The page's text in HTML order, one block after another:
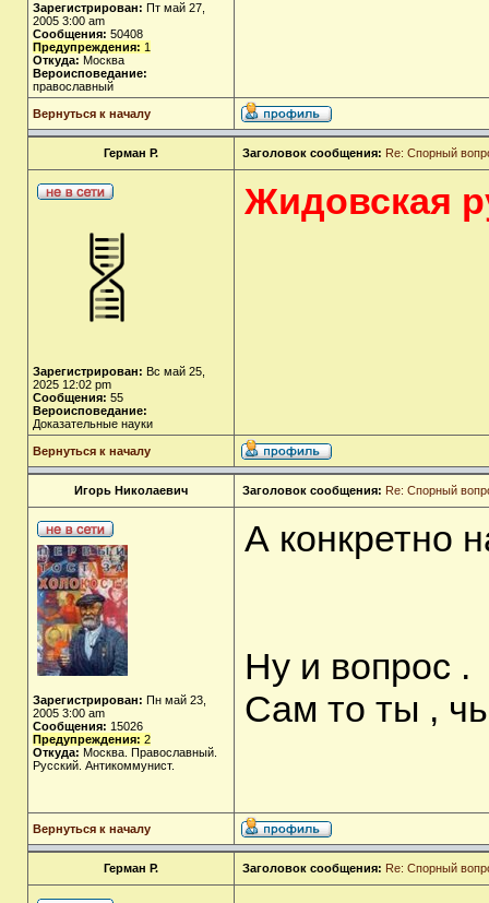
Зарегистрирован: Пт май 27,
2005 3:00 am
Сообщения: 50408
Предупреждения: 1
Откуда: Москва
Вероисповедание:
православный
Вернуться к началу
Герман Р. Заголовок сообщения: Re: Спорный
Зарегистрирован: Вс май 25,
2025 12:02 pm
Сообщения: 55
Вероисповедание:
Доказательные науки
Жидовская
Вернуться к началу
Игорь Николаевич Заголовок сообщения: Re: Спорный
Зарегистрирован: Пн май 23,
2005 3:00 am
Сообщения: 15026
Предупреждения: 2
Откуда: Москва. Православный.
Русский. Антикоммунист.
А конкретно
Ну и вопрос .
Сам то ты ,
Вернуться к началу
Герман Р. Заголовок сообщения: Re: Спорный